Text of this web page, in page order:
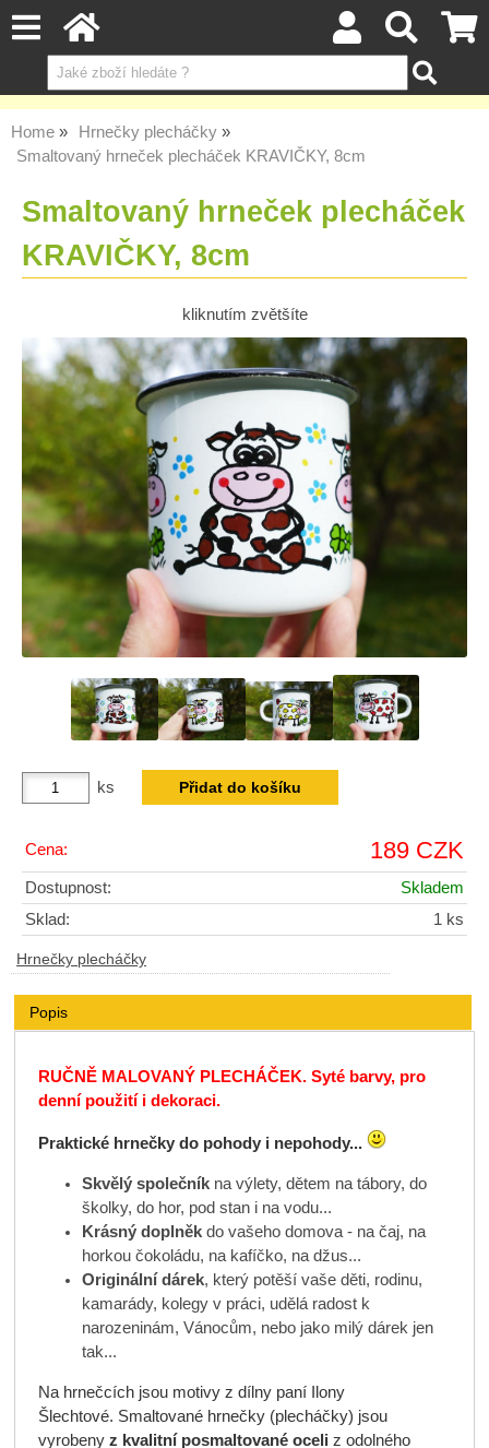
Home
Hrnečky plecháčky
Smaltovaný hrneček plecháček KRAVIČKY, 8cm
Smaltovaný hrneček plecháček
KRAVIČKY, 8cm
kliknutím zvětšíte
ks
Cena: 189 CZK
Dostupnost:
Skladem
Sklad:
1 ks
Hrnečky plecháčky
Popis
RUČNĚ MALOVANÝ PLECHÁČEK. Syté barvy, pro
denní použití i dekoraci.
Praktické hrnečky do pohody i nepohody...
Skvělý společníkna výlety, dětem na tábory, do
školky, do hor, pod stan i na vodu...
Krásný doplněkdo vašeho domova - na čaj, na
horkou čokoládu, na kafíčko, na džus...
Originální dárek, který potěší vaše děti, rodinu,
kamarády, kolegy v práci, udělá radost k
narozeninám, Vánocům, nebo jako milý dárek jen
tak...
Na hrnečcích jsou motivy z dílny paní Ilony
Šlechtové. Smaltované hrnečky (plecháčky) jsou
vyrobeny z kvalitní posmaltované oceli z odolného